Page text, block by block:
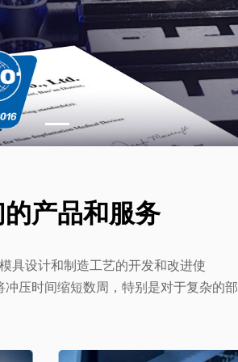
产品和服务
具设计和制造工艺的开发和改进使
压时间缩短数周，特别是对于复杂的